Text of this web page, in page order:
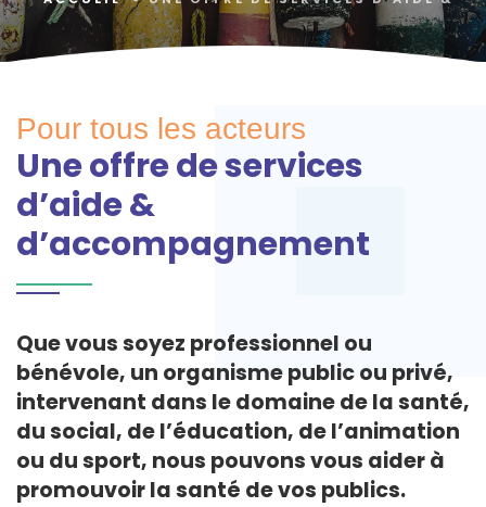
Pour tous les acteurs
Une offre de services
d’aide &
d’accompagnement
Que vous soyez professionnel ou
bénévole, un organisme public ou privé,
intervenant dans le domaine de la santé,
du social, de l’éducation, de l’animation
ou du sport, nous pouvons vous aider à
promouvoir la santé de vos publics.